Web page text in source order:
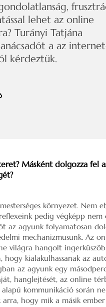
lehet az online
Turányi Tatjána
a az
kérdeztük.
Másként dolgozza fel
környezet. Nem
pedig végképp nem
agyunk folyamatosan
mechanizmusunk. Az
világra hangolt
kialakulhassanak az
az agyunk egy
hanglejtését, az online
kommunikáció során
hogy mik a másik ember